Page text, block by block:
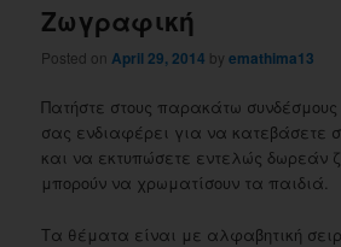
Ζωγραφική
Posted on April 29, 2014 byemathima13
Πατήστε στους παρακάτω συνδέσμους
σας ενδιαφέρει για να κατεβάσετε
και να εκτυπώσετε εντελώς δωρεάν
μπορούν να χρωματίσουν τα παιδιά.
Τα θέματα είναι με αλφαβητική